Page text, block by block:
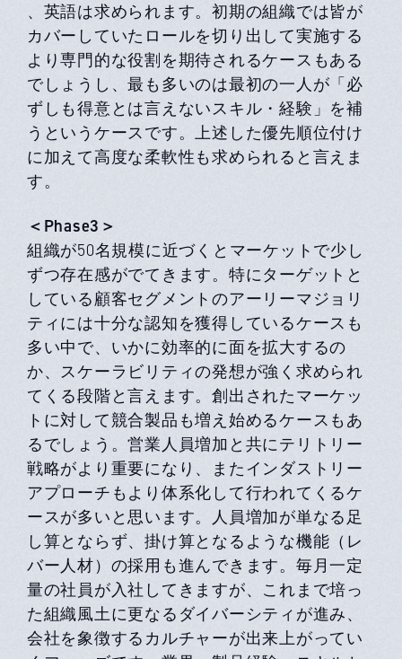
、英語は求められます。初期の組織では皆が
カバーしていたロールを切り出して実施する
より専門的な役割を期待されるケースもある
でしょうし、最も多いのは最初の一人が「必
ずしも得意とは言えないスキル・経験」を補
うというケースです。上述した優先順位付け
に加えて高度な柔軟性も求められると言えま
す。
＜Phase3＞
組織が50名規模に近づくとマーケットで少し
ずつ存在感がでてきます。特にターゲットと
している顧客セグメントのアーリーマジョリ
ティには十分な認知を獲得しているケースも
多い中で、いかに効率的に面を拡大するの
か、スケーラビリティの発想が強く求められ
てくる段階と言えます。創出されたマーケッ
トに対して競合製品も増え始めるケースもあ
るでしょう。営業人員増加と共にテリトリー
戦略がより重要になり、またインダストリー
アプローチもより体系化して行われてくるケ
ースが多いと思います。人員増加が単なる足
し算とならず、掛け算となるような機能（レ
バー人材）の採用も進んできます。毎月一定
量の社員が入社してきますが、これまで培っ
た組織風土に更なるダイバーシティが進み、
会社を象徴するカルチャーが出来上がってい